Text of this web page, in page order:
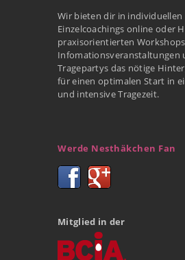
Wir bieten dir in individuellen
Einzelcoachings online oder
praxisorientierten
Infomationsveranstaltungen
Tragepartys das nötige
für einen optimalen Start in
und intensive Tragezeit.
Werde Nesthäkchen Fan
Mitglied in der